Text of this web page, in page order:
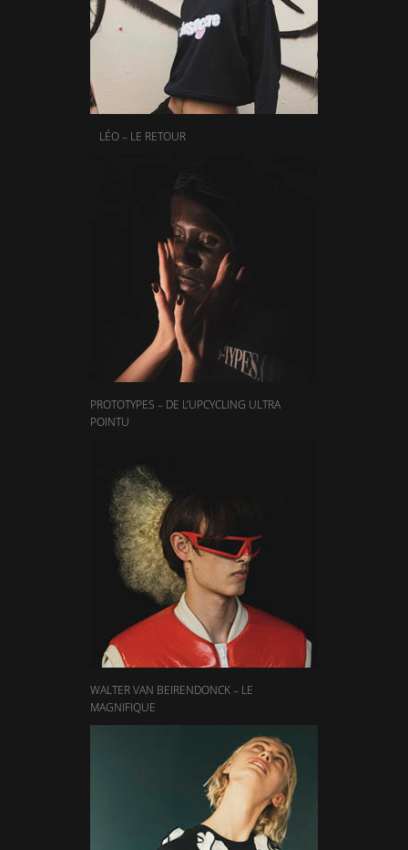
LÉO – LE RETOUR
PROTOTYPES – DE L’UPCYCLING ULTRA
POINTU
WALTER VAN BEIRENDONCK – LE
MAGNIFIQUE